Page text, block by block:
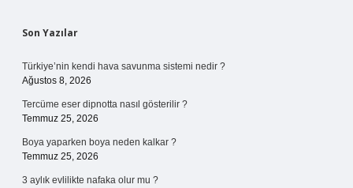
Sidebar
Son Yazılar
Türkiye’nin kendi hava savunma sistemi nedir ?
Ağustos 8, 2026
Tercüme eser dipnotta nasıl gösterilir ?
Temmuz 25, 2026
Boya yaparken boya neden kalkar ?
Temmuz 25, 2026
3 aylık evlilikte nafaka olur mu ?